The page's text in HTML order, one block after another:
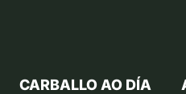
CARBALLO AO DÍA